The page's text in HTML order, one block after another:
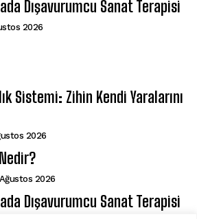
Dışavurumcu Sanat Terapisi
2026
Sistemi: Zihin Kendi Yaralarını
2026
2026
Dışavurumcu Sanat Terapisi